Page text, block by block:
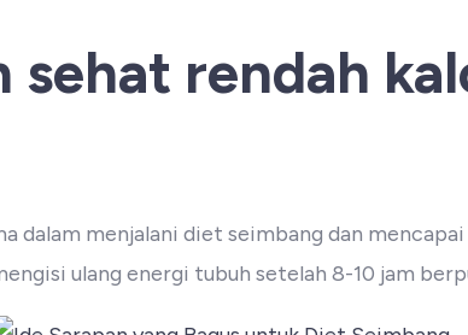
sehat rendah
dalam menjalani diet seimbang dan
ulang energi tubuh setelah 8-10 jam